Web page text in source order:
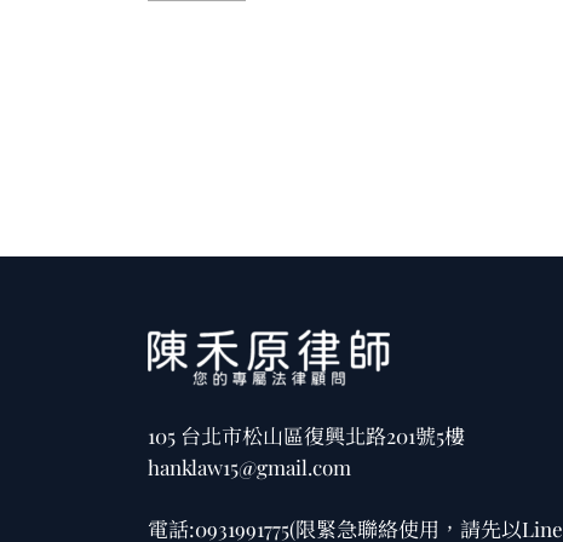
105 台北市松山區復興北路201號5樓
hanklaw15@gmail.com
電話:0931991775(限緊急聯絡使用，請先以Line